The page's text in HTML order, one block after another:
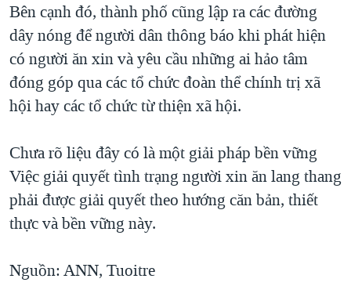
Bên cạnh đó, thành phố cũng lập ra các đường
dây nóng để người dân thông báo khi phát hiện
có người ăn xin và yêu cầu những ai hảo tâm
đóng góp qua các tổ chức đoàn thể chính trị xã
hội hay các tổ chức từ thiện xã hội.
Chưa rõ liệu đây có là một giải pháp bền vững
Việc giải quyết tình trạng người xin ăn lang thang
phải được giải quyết theo hướng căn bản, thiết
thực và bền vững này.
Nguồn: ANN, Tuoitre